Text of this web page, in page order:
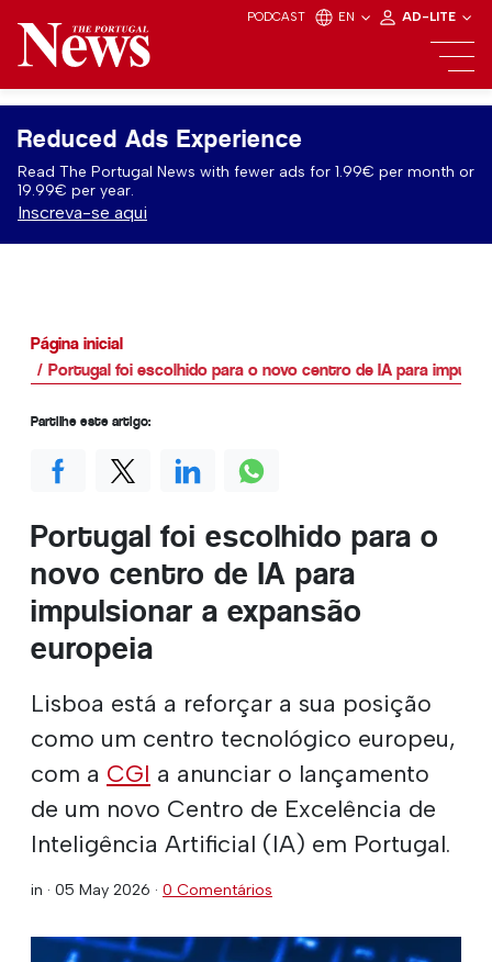
PODCAST EN AD-LITE
Reduced Ads Experience
Read The Portugal News with fewer ads for 1.99€ per month or
19.99€ per year.
Inscreva-se aqui
Página inicial
Portugal foi escolhido para o novo centro de IA para
Portugal foi escolhido para o
novo centro de IA para
impulsionar a expansão
europeia
Lisboa está a reforçar a sua posição
como um centro tecnológico europeu,
com a CGI a anunciar o lançamento
de um novo Centro de Excelência de
Inteligência Artificial (IA) em Portugal.
in · 05 May 2026 · 0 Comentários
Partilhe este artigo: